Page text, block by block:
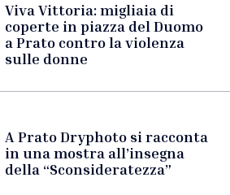
Viva Vittoria: migliaia di
coperte in piazza del Duomo
a Prato contro la violenza
sulle donne
A Prato Dryphoto si racconta
in una mostra all’insegna
della “Sconsideratezza”